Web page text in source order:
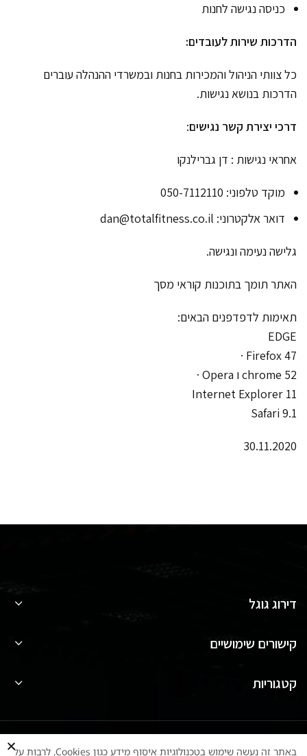
כניסה נגישה לחנות
הדרכות שירות לעובדים:
כל צוותי הניהול והמכירות בחנות ובמשרדי ההנהלה עוברים
הדרכות בנושא נגישות.
דרכי יצירת קשר נגישים:
אחראי נגישות : דן גברילנקו
מוקד טלפוני: 050-7112110
דואר אלקטרוני: dan@totalfitness.co.il
גלישה נעימה ונגישה.
האתר תומך בתוכנות קוראי מסך
תאימות לדפדפנים הבאים:
EDGE
Firefox 47 ·
chrome 52 ו Opera ·
Internet Explorer 11
Safari 9.1
30.11.2020
דירוג גוגל
קישורים שימושיים
קטגוריות
כל הזכויות שמורות
באתר זה נעשה שימוש בטכנולוגיות איסוף מידע כגון Cookies, לרבות על